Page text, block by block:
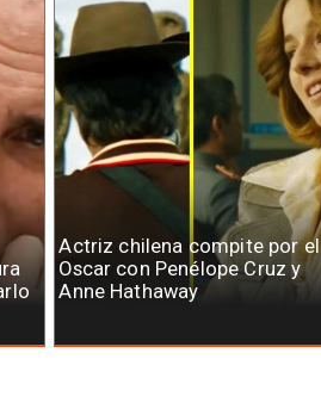
Actriz chilena compite por el
Oscar con Penélope Cruz y
Anne Hathaway